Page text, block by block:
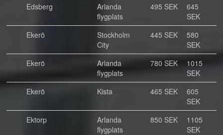
Edsberg
Arlanda
flygplats
495 SEK
645
SEK
Ekerö
Stockholm
City
445 SEK
580
SEK
Ekerö
Arlanda
flygplats
780 SEK
1015
SEK
Ekerö
Kista 465 SEK
605
SEK
Ektorp
Arlanda
flygplats
850 SEK
1105
SEK